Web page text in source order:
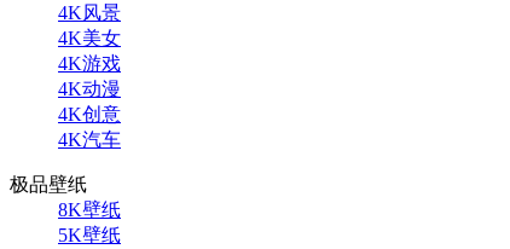
4K风景
4K美女
4K游戏
4K动漫
4K创意
4K汽车
极品壁纸
8K壁纸
5K壁纸